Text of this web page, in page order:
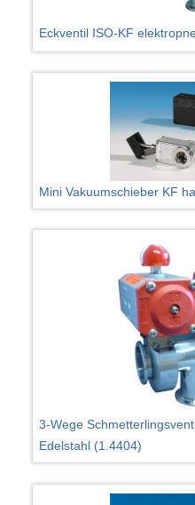
Eckventil ISO-KF
Mini Vakuumschieber KF
3-Wege
Edelstahl (1.4404)